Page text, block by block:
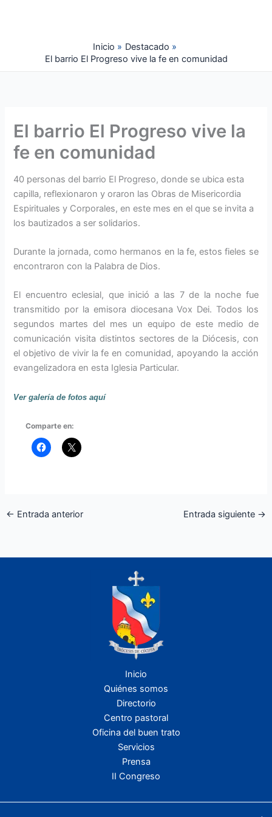
Inicio
Destacado
El barrio El Progreso vive la fe en comunidad
El barrio El Progreso vive la
fe en comunidad
40 personas del barrio El Progreso, donde se ubica esta
capilla, reflexionaron y oraron las Obras de Misericordia
Espirituales y Corporales, en este mes en el que se invita a
los bautizados a ser solidarios.
Durante la jornada, como hermanos en la fe, estos fieles se
encontraron con la Palabra de Dios.
El encuentro eclesial, que inició a las 7 de la noche fue
transmitido por la emisora diocesana Vox Dei. Todos los
segundos martes del mes un equipo de este medio de
comunicación visita distintos sectores de la Diócesis, con
el objetivo de vivir la fe en comunidad, apoyando la acción
evangelizadora en esta Iglesia Particular.
Ver galería de fotos aquí
Comparte en:
← Entrada anterior Entrada siguiente →
Inicio
Quiénes somos
Directorio
Centro pastoral
Oficina del buen trato
Servicios
Prensa
II Congreso